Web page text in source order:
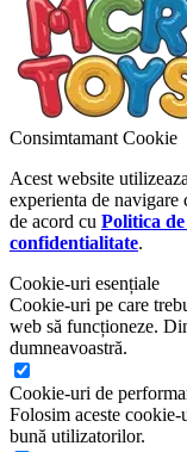
Consimtamant Cookie
Acest website
experienta de
de acord cu Politica
confidentialitate.
Cookie-uri esențiale
Cookie-uri pe care
web să funcționeze.
dumneavoastră.
Cookie-uri de
Folosim aceste
bună utilizatorilor.